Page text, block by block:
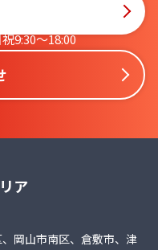
9:30〜18:00
ア
岡山市南区、倉敷市、津